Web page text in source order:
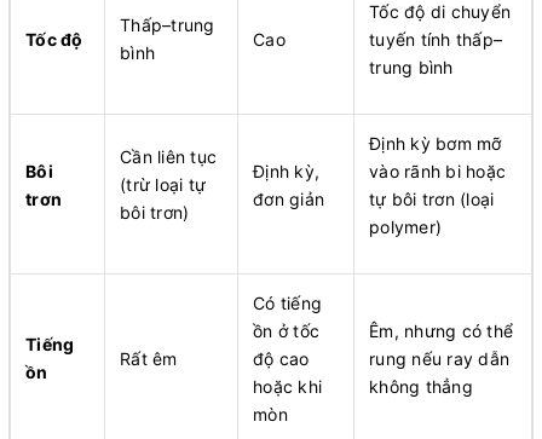
Tốc độ
Thấp–trung
bình
Cao
Tốc độ di chuyển
tuyến tính thấp–
trung bình
Bôi
trơn
Cần liên tục
(trừ loại tự
bôi trơn)
Định kỳ,
đơn giản
Định kỳ bơm mỡ
vào rãnh bi hoặc
tự bôi trơn (loại
polymer)
Tiếng
ồn
Rất êm
Có tiếng
ồn ở tốc
độ cao
hoặc khi
mòn
Êm, nhưng có thể
rung nếu ray dẫn
không thẳng